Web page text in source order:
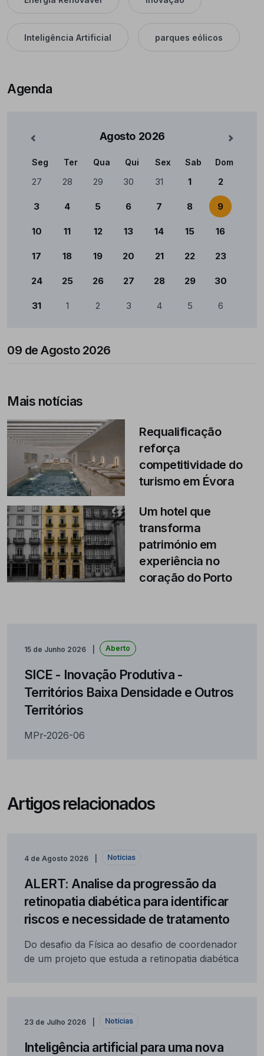
Inteligência Artificial parques eólicos
Agenda
Agosto 2026 Mês
Calendário
Seg Ter Qua Qui Sex Sab Dom
27 28 29 30 31 1 2
3 4 5 6 7 8 9
10 11 12 13 14 15 16
17 18 19 20 21 22 23
24 25 26 27 28 29 30
31 1 2 3 4 5 6
09 de Agosto 2026
Mais notícias
Requalificação
reforça
competitividade do
turismo em Évora
Um hotel que
transforma
património em
experiência no
coração do Porto
15 de Junho 2026 Aberto
SICE - Inovação Produtiva -
Territórios Baixa Densidade e Outros
Territórios
MPr-2026-06
Artigos relacionados
4 de Agosto 2026 Notícias
ALERT: Analise da progressão da
retinopatia diabética para identificar
riscos e necessidade de tratamento
Do desafio da Física ao desafio de coordenador
de um projeto que estuda a retinopatia diabética
23 de Julho 2026 Notícias
Inteligência artificial para uma nova